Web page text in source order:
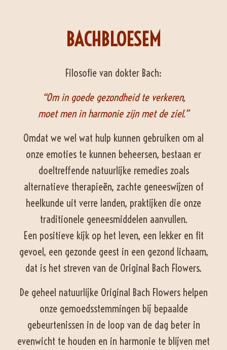
BACHBLOESEM
Filosofie van dokter Bach:
“Om in goede gezondheid te verkeren,
moet men in harmonie zijn met de ziel.”
Omdat we wel wat hulp kunnen gebruiken om al
onze emoties te kunnen beheersen, bestaan er
doeltreffende natuurlijke remedies zoals
alternatieve therapieën, zachte geneeswijzen of
heelkunde uit verre landen, praktijken die onze
traditionele geneesmiddelen aanvullen.
Een positieve kijk op het leven, een lekker en fit
gevoel, een gezonde geest in een gezond lichaam,
dat is het streven van de Original Bach Flowers.
De geheel natuurlijke Original Bach Flowers helpen
onze gemoedsstemmingen bij bepaalde
gebeurtenissen in de loop van de dag beter in
evenwicht te houden en in harmonie te blijven met